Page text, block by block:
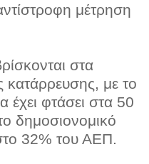
μέτρηση
στα
με το
έχει φτάσει στα 50
δημοσιονομικό
32% του ΑΕΠ.